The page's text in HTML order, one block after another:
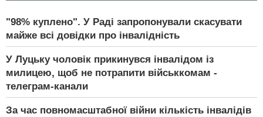
"98% куплено". У Раді запропонували скасувати
майже всі довідки про інвалідність
У Луцьку чоловік прикинувся інвалідом із
милицею, щоб не потрапити військкомам -
телеграм-канали
За час повномасштабної війни кількість інвалідів